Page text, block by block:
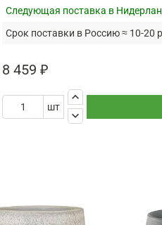
Следующая поставка в
Срок поставки в Россию ≈ 10-20
8 459 ₽
шт
keyboard_arrow_up
keyboard_arrow_down